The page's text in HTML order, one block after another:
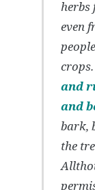
herbs
even
crops.
and
and
bark,
the